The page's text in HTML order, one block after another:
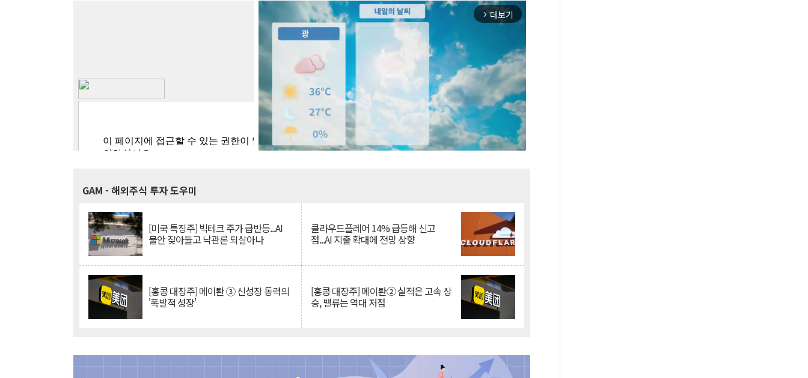
arrow_forward_ios 더보기
GAM - 해외주식 투자 도우미
[미국 특징주] 빅테크 주가 급반등...AI
불안 잦아들고 낙관론 되살아나
클라우드플레어 14% 급등해 신고
점...AI 지출 확대에 전망 상향
[홍콩 대장주] 메이퇀 ③ 신성장 동력의
'폭발적 성장'
[홍콩 대장주] 메이퇀② 실적은 고속 상
승, 밸류는 역대 저점